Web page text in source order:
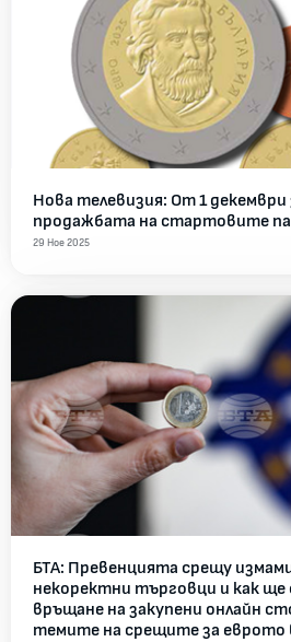
Нова телевизия: От 1 декември
продажбата на стартовите
29 Ное 2025
БТА: Превенцията срещу
некоректни търговци и как ще
връщане на закупени онлайн
темите на срещите за еврото